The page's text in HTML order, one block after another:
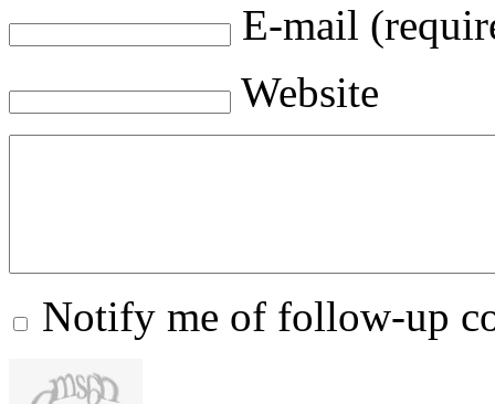
E-mail
Website
Notify me of follow-up